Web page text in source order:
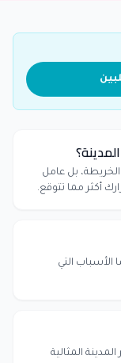
بل عامل
أكثر مما تتوقع.
الأسباب التي
المثالية